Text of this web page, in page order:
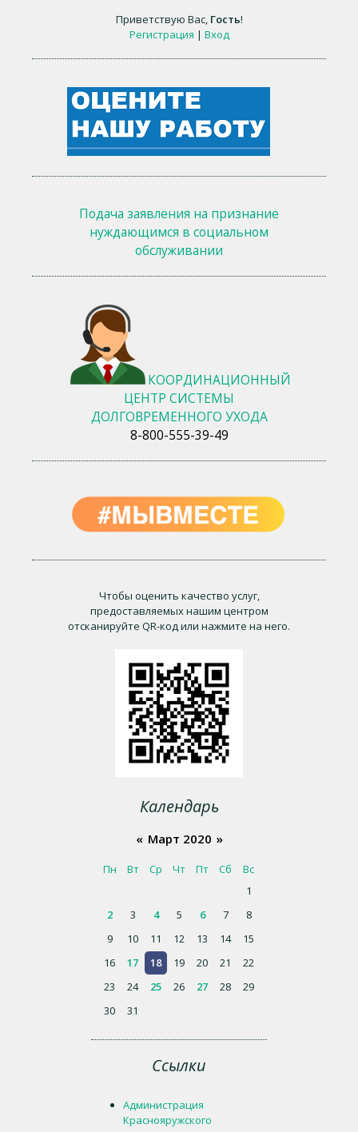
Приветствую Вас, Гость!
Регистрация | Вход
Подача заявления на признание
нуждающимся в социальном
обслуживании
КООРДИНАЦИОННЫЙ
ЦЕНТР СИСТЕМЫ
ДОЛГОВРЕМЕННОГО УХОДА
8-800-555-39-49
Чтобы оценить качество услуг,
предоставляемых нашим центром
отсканируйте QR-код или нажмите на него.
Календарь
« Март 2020 »
Пн Вт Ср Чт Пт Сб
Вс
1
2
3 4 5 6 7
8
9
10 11 12 13 14
15
16
17 18 19 20 21
22
23
24 25 26 27 28
29
30
31
Ссылки
Администрация
Краснояружского